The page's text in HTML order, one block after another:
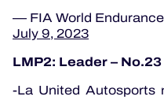
— FIA World
July 9, 2023
LMP2: Leader –
-La United Autosports